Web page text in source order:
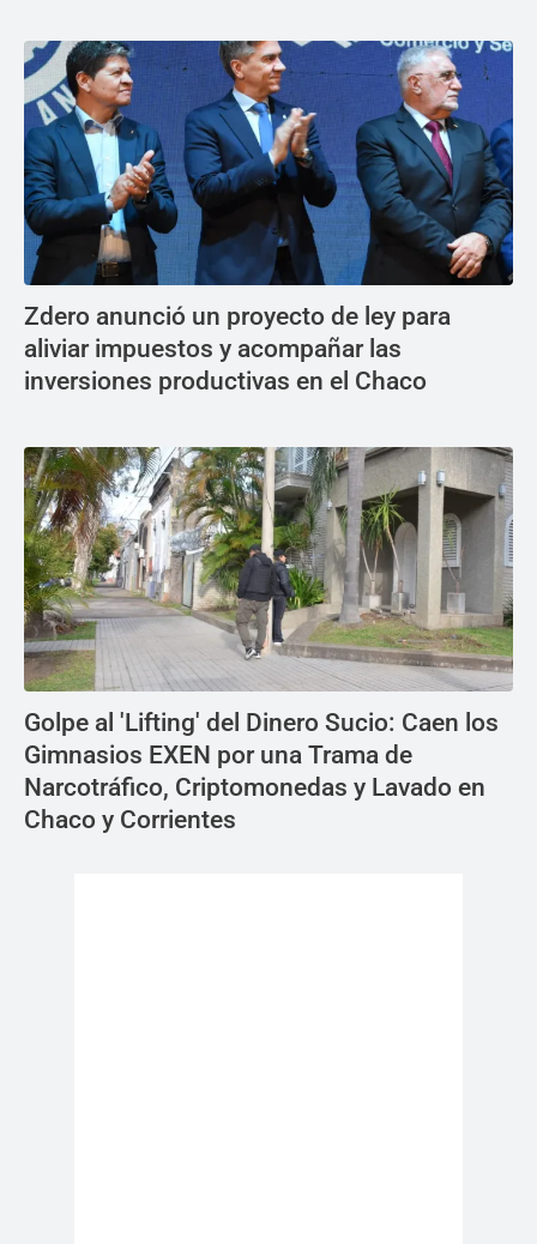
Zdero anunció un proyecto de ley para
aliviar impuestos y acompañar las
inversiones productivas en el Chaco
Golpe al 'Lifting' del Dinero Sucio: Caen los
Gimnasios EXEN por una Trama de
Narcotráfico, Criptomonedas y Lavado en
Chaco y Corrientes